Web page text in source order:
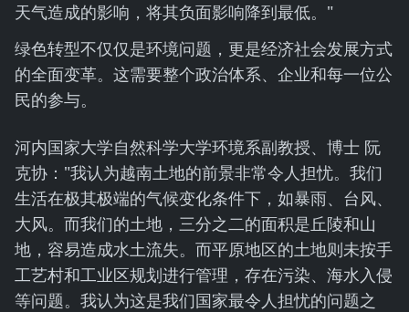
天气造成的影响，将其负面影响降到最低。"
绿色转型不仅仅是环境问题，更是经济社会发展方式
的全面变革。这需要整个政治体系、企业和每一位公
民的参与。
河内国家大学自然科学大学环境系副教授、博士 阮
克协："我认为越南土地的前景非常令人担忧。我们
生活在极其极端的气候变化条件下，如暴雨、台风、
大风。而我们的土地，三分之二的面积是丘陵和山
地，容易造成水土流失。而平原地区的土地则未按手
工艺村和工业区规划进行管理，存在污染、海水入侵
等问题。我认为这是我们国家最令人担忧的问题之